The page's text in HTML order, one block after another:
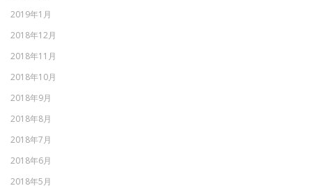
2019年1月
2018年12月
2018年11月
2018年10月
2018年9月
2018年8月
2018年7月
2018年6月
2018年5月